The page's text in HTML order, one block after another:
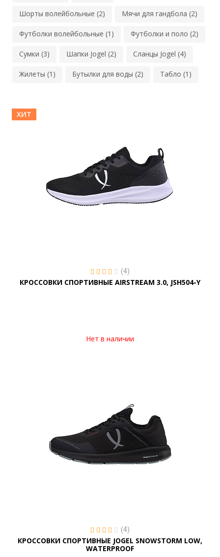
Шорты волейбольные (2) Мячи для гандбола (2)
Футболки волейбольные (1) Футболки и поло (2)
Сумки (3) Шапки Jogel (2) Сланцы Jogel (4)
Жилеты (1) Бутылки для воды (2) Табло (1)
ХИТ
(4)
КРОССОВКИ СПОРТИВНЫЕ AIRSTREAM 3.0, JSH504-Y
Нет в наличии
(4)
КРОССОВКИ СПОРТИВНЫЕ JOGEL SNOWSTORM LOW,
WATERPROOF